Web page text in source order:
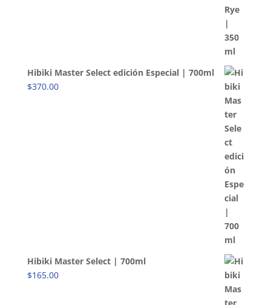
Hibiki Master Select edición Especial | 700ml
$370.00
Hibiki Master Select | 700ml
$165.00